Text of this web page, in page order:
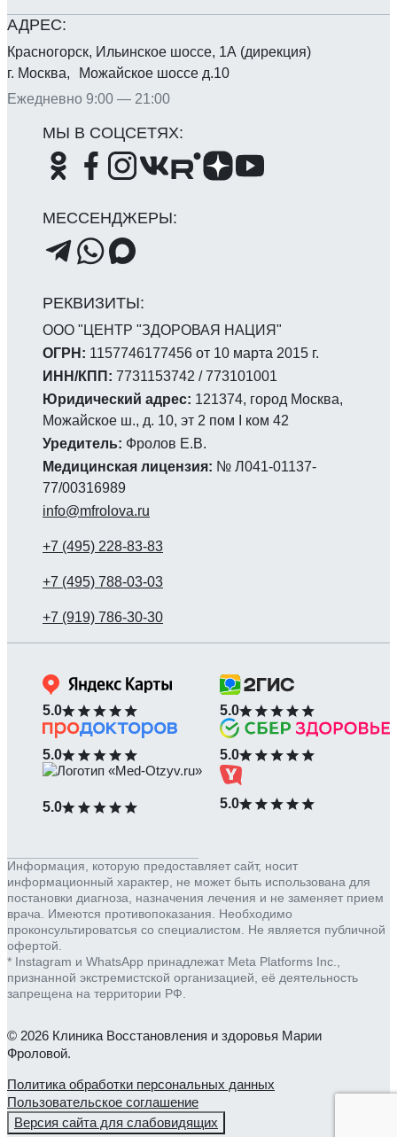
ООО "ЦЕНТР "ЗДОРОВАЯ НАЦИЯ"
ОГРН: 1157746177456 от 10 марта 2015 г.
ИНН/КПП: 7731153742 / 773101001
Юридический адрес: 121374, город Москва,
Можайское ш., д. 10, эт 2 пом I ком 42
Уредитель: Фролов Е.В.
Медицинская лицензия: № Л041-01137-
77/00316989
info@mfrolova.ru
Красногорск, Ильинское шоссе, 1А (дирекция)
г. Москва, Можайское шоссе д.10
Ежедневно 9:00 — 21:00
5.0 5.0
5.0 5.0
5.0 5.0
© 2026 Клиника Восстановления и здоровья Марии
Фроловой.
Политика обработки персональных данных
Пользовательское соглашение
Версия сайта для слабовидящих
Информация, которую предоставляет сайт, носит
информационный характер, не может быть использована для
постановки диагноза, назначения лечения и не заменяет прием
врача. Имеются противопоказания. Необходимо
проконсультироватсья со специалистом. Не является публичной
офертой.
* Instagram и WhatsApp принадлежат Meta Platforms Inc.,
признанной экстремистской организацией, её деятельность
запрещена на территории РФ.